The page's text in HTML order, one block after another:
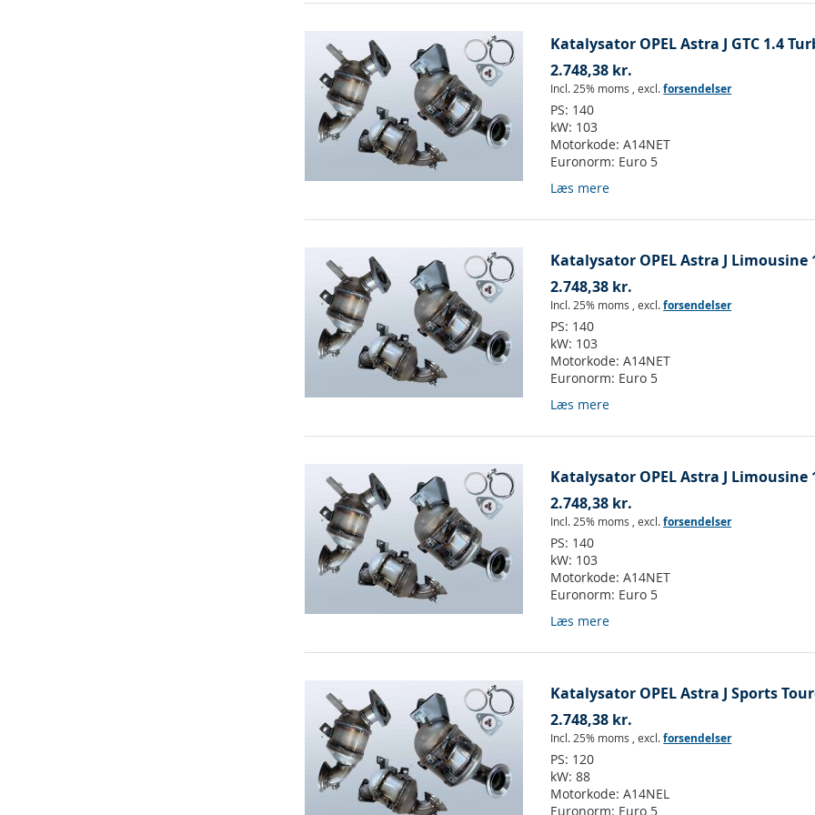
Katalysator OPEL Astra J GTC 1.4
2.748,38 kr.
Incl. 25% moms ,excl.forsendelser
PS: 140
kW: 103
Motorkode:A14NET
Euronorm: Euro 5
Læs mere
Katalysator OPEL Astra J Limousine
2.748,38 kr.
Incl. 25% moms ,excl.forsendelser
PS: 140
kW: 103
Motorkode:A14NET
Euronorm: Euro 5
Læs mere
Katalysator OPEL Astra J Limousine
2.748,38 kr.
Incl. 25% moms ,excl.forsendelser
PS: 140
kW: 103
Motorkode:A14NET
Euronorm: Euro 5
Læs mere
Katalysator OPEL Astra J Sports
2.748,38 kr.
Incl. 25% moms ,excl.forsendelser
PS: 120
kW:88
Motorkode:A14NEL
Euronorm: Euro 5